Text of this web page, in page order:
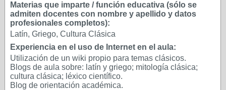
Materias que imparte / función educativa (sólo se
admiten docentes con nombre y apellido y datos
profesionales completos):
Latín, Griego, Cultura Clásica
Experiencia en el uso de Internet en el aula:
Utilización de un wiki propio para temas clásicos.
Blogs de aula sobre: latín y griego; mitología clásica;
cultura clásica; léxico científico.
Blog de orientación académica.